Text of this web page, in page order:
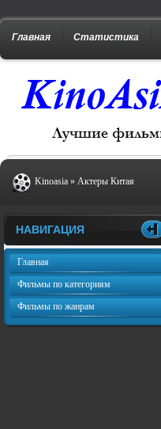
Главная Статистика
Kinoasia » Актеры Китая
НАВИГАЦИЯ
Главная
Фильмы по категориям
Фильмы по жанрам